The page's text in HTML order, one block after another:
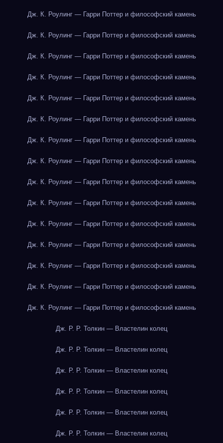
Дж. К. Роулинг — Гарри Поттер и философский камень
Дж. К. Роулинг — Гарри Поттер и философский камень
Дж. К. Роулинг — Гарри Поттер и философский камень
Дж. К. Роулинг — Гарри Поттер и философский камень
Дж. К. Роулинг — Гарри Поттер и философский камень
Дж. К. Роулинг — Гарри Поттер и философский камень
Дж. К. Роулинг — Гарри Поттер и философский камень
Дж. К. Роулинг — Гарри Поттер и философский камень
Дж. К. Роулинг — Гарри Поттер и философский камень
Дж. К. Роулинг — Гарри Поттер и философский камень
Дж. К. Роулинг — Гарри Поттер и философский камень
Дж. К. Роулинг — Гарри Поттер и философский камень
Дж. К. Роулинг — Гарри Поттер и философский камень
Дж. К. Роулинг — Гарри Поттер и философский камень
Дж. К. Роулинг — Гарри Поттер и философский камень
Дж. Р. Р. Толкин — Властелин колец
Дж. Р. Р. Толкин — Властелин колец
Дж. Р. Р. Толкин — Властелин колец
Дж. Р. Р. Толкин — Властелин колец
Дж. Р. Р. Толкин — Властелин колец
Дж. Р. Р. Толкин — Властелин колец